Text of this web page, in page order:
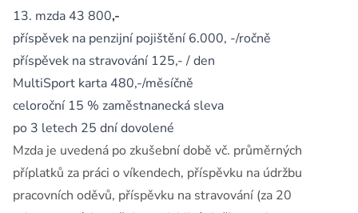
13. mzda 43 800,-
příspěvek na penzijní pojištění 6.000, -/ročně
příspěvek na stravování 125,- / den
MultiSport karta 480,-/měsíčně
celoroční 15 % zaměstnanecká sleva
po 3 letech 25 dní dovolené
Mzda je uvedená po zkušební době vč. průměrných
příplatků za práci o víkendech, příspěvku na údržbu
pracovních oděvů, příspěvku na stravování (za 20